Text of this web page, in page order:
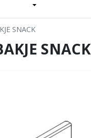
SNACK
SNACK